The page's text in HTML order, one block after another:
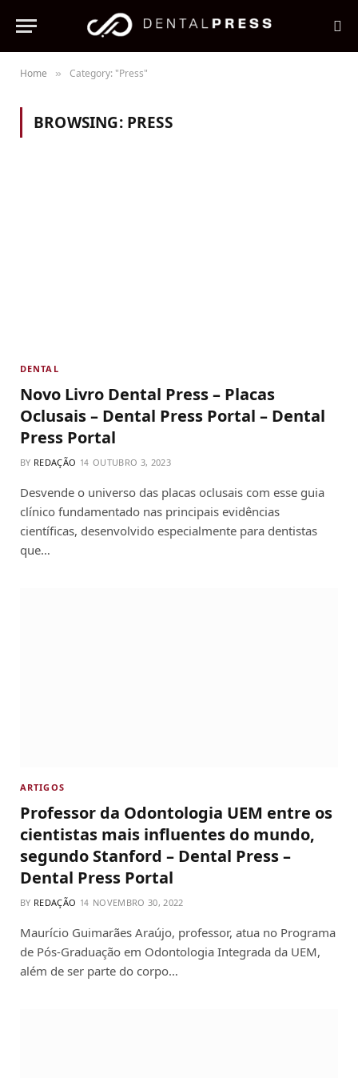
Home » Category: "Press"
BROWSING: PRESS
DENTAL
Novo Livro Dental Press – Placas
Oclusais – Dental Press Portal – Dental
Press Portal
BY REDAÇÃO OUTUBRO 3, 2023
Desvende o universo das placas oclusais com esse guia
clínico fundamentado nas principais evidências
científicas, desenvolvido especialmente para dentistas
que…
ARTIGOS
Professor da Odontologia UEM entre os
cientistas mais influentes do mundo,
segundo Stanford – Dental Press –
Dental Press Portal
BY REDAÇÃO NOVEMBRO 30, 2022
Maurício Guimarães Araújo, professor, atua no Programa
de Pós-Graduação em Odontologia Integrada da UEM,
além de ser parte do corpo…